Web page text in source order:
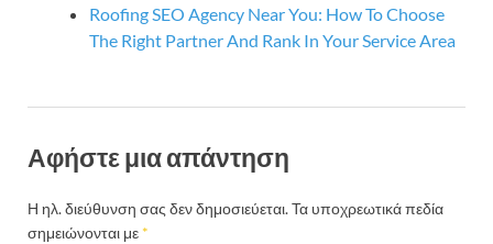
Roofing SEO Agency Near You: How To Choose
The Right Partner And Rank In Your Service Area
Αφήστε μια απάντηση
Η ηλ. διεύθυνση σας δεν δημοσιεύεται.Τα υποχρεωτικά πεδία
σημειώνονται με *